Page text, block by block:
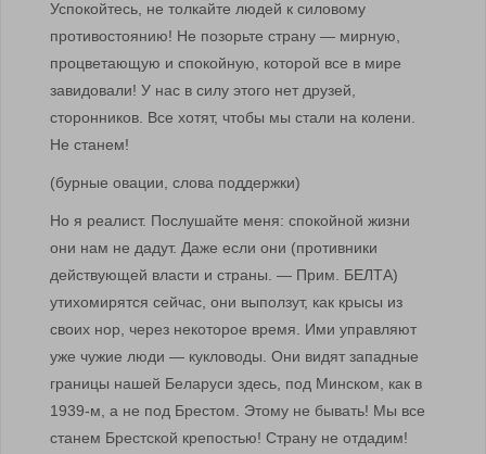
Успокойтесь, не толкайте людей к силовому
противостоянию! Не позорьте страну — мирную,
процветающую и спокойную, которой все в мире
завидовали! У нас в силу этого нет друзей,
сторонников. Все хотят, чтобы мы стали на колени.
Не станем!
(бурные овации, слова поддержки)
Но я реалист. Послушайте меня: спокойной жизни
они нам не дадут. Даже если они (противники
действующей власти и страны. — Прим. БЕЛТА)
утихомирятся сейчас, они выползут, как крысы из
своих нор, через некоторое время. Ими управляют
уже чужие люди — кукловоды. Они видят западные
границы нашей Беларуси здесь, под Минском, как в
1939-м, а не под Брестом. Этому не бывать! Мы все
станем Брестской крепостью! Страну не отдадим!